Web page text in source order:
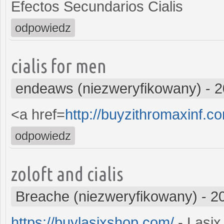
Efectos Secundarios Cialis
odpowiedz
cialis for men
endeaws (niezweryfikowany) -
<a href=http://
odpowiedz
zoloft and cialis
Breache (niezweryfikowany) -